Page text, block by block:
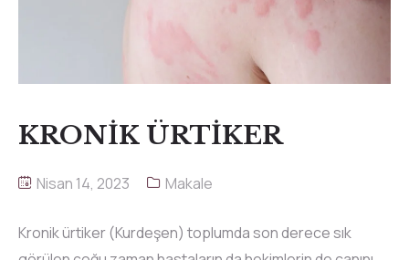
KRONİK ÜRTİKER
Nisan 14, 2023 Makale
Kronik ürtiker (Kurdeşen) toplumda son derece sık